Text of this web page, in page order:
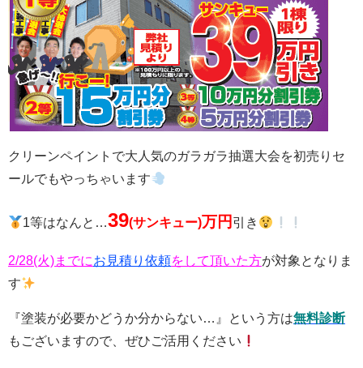
クリーンペイントで大人気のガラガラ抽選大会を初売りセ
ールでもやっちゃいます
1等はなんと…39(サンキュー)万円 引き
2/28(火)までにお見積り依頼をして頂いた方が対象となりま
す
『塗装が必要かどうか分からない…』という方は無料診断
もございますので、ぜひご活用ください